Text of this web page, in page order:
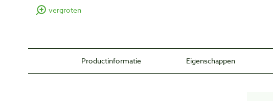
vergroten
Productinformatie Eigenschappen